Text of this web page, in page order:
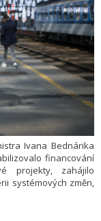
Ivana Bednárika
financování
projekty, zahájilo
systémových změn,